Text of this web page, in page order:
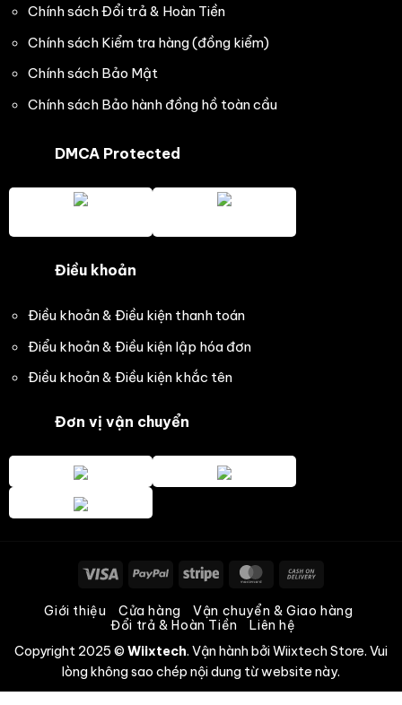
Chính sách Đổi trả & Hoàn Tiền
Chính sách Kiểm tra hàng (đồng kiểm)
Chính sách Bảo Mật
Chính sách Bảo hành đồng hồ toàn cầu
DMCA Protected
Điều khoản
Điều khoản & Điều kiện thanh toán
Điểu khoản & Điều kiện lập hóa đơn
Điều khoản & Điều kiện khắc tên
Đơn vị vận chuyển
Visa PayPal Stripe MasterCard
Delivery
Giới thiệu Cửa hàng
Vận chuyển & Giao hàng
Đổi trả & Hoàn Tiền
Liên hệ
Copyright 2025 © Wiixtech. Vận hành bởiWiixtechStore. Vui
lòng không sao chép nội dung từ website này.